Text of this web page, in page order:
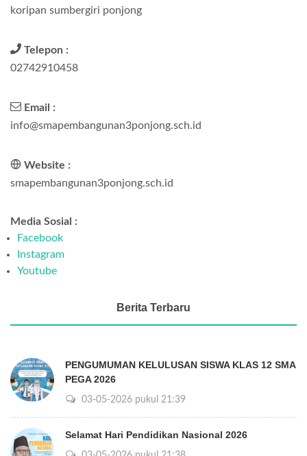
koripan sumbergiri ponjong
Telepon :
02742910458
Email :
info@smapembangunan3ponjong.sch.id
Website :
smapembangunan3ponjong.sch.id
Media Sosial :
Facebook
Instagram
Youtube
Berita Terbaru
PENGUMUMAN KELULUSAN SISWA KLAS 12 SMA
PEGA 2026
03-05-2026 pukul 21:39
Selamat Hari Pendidikan Nasional 2026